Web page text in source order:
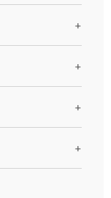
+
+
+
+